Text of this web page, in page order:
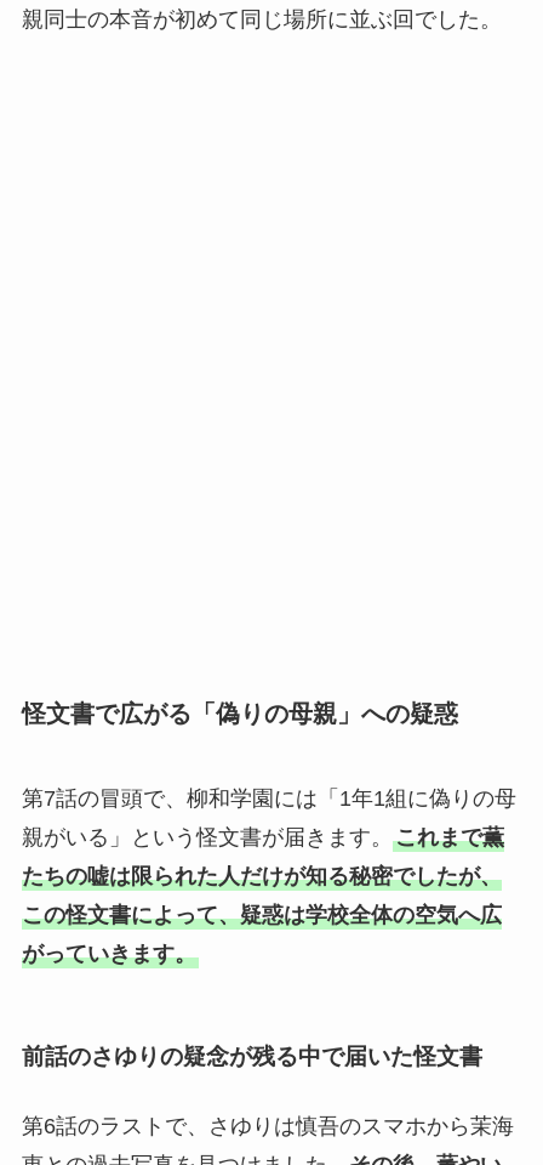
親同士の本音が初めて同じ場所に並ぶ回でした。
怪文書で広がる「偽りの母親」への疑惑
第7話の冒頭で、柳和学園には「1年1組に偽りの母
親がいる」という怪文書が届きます。 これまで薫
たちの嘘は限られた人だけが知る秘密でしたが、
この怪文書によって、疑惑は学校全体の空気へ広
がっていきます。
前話のさゆりの疑念が残る中で届いた怪文書
第6話のラストで、さゆりは慎吾のスマホから茉海